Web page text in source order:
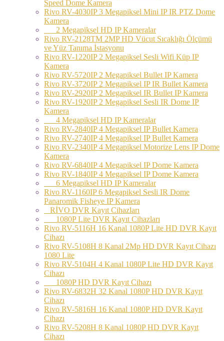
Speed Dome Kamera
Rivo RV-4030IP 3 Megapiksel Mini IP IR PTZ Dome
Kamera
2 Megapiksel HD IP Kameralar
Rivo RV-2128TM 2MP HD Vücut Sıcaklığı Ölçümü
ve Yüz Tanıma İstasyonu
Rivo RV-1220IP 2 Megapiksel Sesli Wifi Küp IP
Kamera
Rivo RV-5720IP 2 Megapiksel Bullet IP Kamera
Rivo RV-3720IP 2 Megapiksel IP IR Bullet Kamera
Rivo RV-2920IP 2 Megapiksel IR Bullet IP Kamera
Rivo RV-1920IP 2 Megapiksel Sesli IR Dome IP
Kamera
4 Megapiksel HD IP Kameralar
Rivo RV-2840IP 4 Megapiksel IP Bullet Kamera
Rivo RV-2740IP 4 Megapiksel IP Bullet Kamera
Rivo RV-2340IP 4 Megapiksel Motorize Lens IP Dome
Kamera
Rivo RV-6840IP 4 Megapiksel IP Dome Kamera
Rivo RV-1840IP 4 Megapiksel IP Dome Kamera
6 Megapiksel HD IP Kameralar
Rivo RV-1160IP 6 Megapiksel Sesli IR Dome
Panaromik Fisheye IP Kamera
RİVO DVR Kayıt Cihazları
1080P Lite DVR Kayıt Cihazları
Rivo RV-5116H 16 Kanal 1080P Lite HD DVR Kayıt
Cihazı
Rivo RV-5108H 8 Kanal 2Mp HD DVR Kayıt Cihazı
1080 Lite
Rivo RV-5104H 4 Kanal 1080P Lite HD DVR Kayıt
Cihazı
1080P HD DVR Kayıt Cihazı
Rivo RV-6832H 32 Kanal 1080P HD DVR Kayıt
Cihazı
Rivo RV-5816H 16 Kanal 1080P HD DVR Kayıt
Cihazı
Rivo RV-5208H 8 Kanal 1080P HD DVR Kayıt
Cihazı